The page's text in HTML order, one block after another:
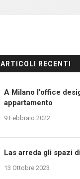
ARTICOLI RECENTI
A Milano l’office
appartamento
9 Febbraio 2022
Las arreda gli spazi
13 Ottobre 2023